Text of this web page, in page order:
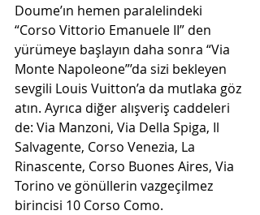
Doume’ın hemen paralelindeki
“Corso Vittorio Emanuele II” den
yürümeye başlayın daha sonra “Via
Monte Napoleone”’da sizi bekleyen
sevgili Louis Vuitton’a da mutlaka göz
atın. Ayrıca diğer alışveriş caddeleri
de: Via Manzoni, Via Della Spiga, Il
Salvagente, Corso Venezia, La
Rinascente, Corso Buones Aires, Via
Torino ve gönüllerin vazgeçilmez
birincisi 10 Corso Como.